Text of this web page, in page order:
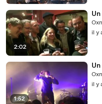
2:02
il y
1:52
il y